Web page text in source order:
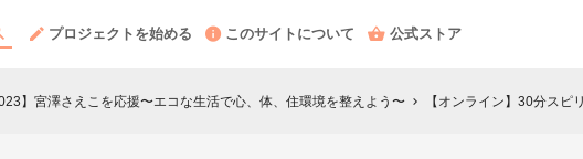
プロジェクトを始める このサイトについて 公式ストア
】宮澤さえこを応援〜エコな生活で心、体、住環境を整えよう〜 chevron_right 【オンライン】30分スピリ